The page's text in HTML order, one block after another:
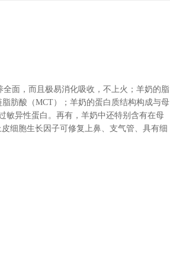
面，而且极易消化吸收，不上火；羊奶的脂
肪酸（MCT）；羊奶的蛋白质结构构成与母
敏异性蛋白。再有，羊奶中还特别含有在母
细胞生长因子可修复上鼻、支气管、具有细